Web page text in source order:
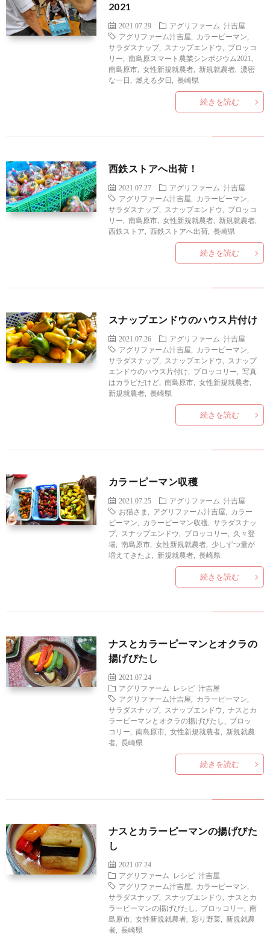
2021
2021.07.29 アグリファーム
汁吉屋
アグリファーム汁吉屋
カラーピーマン
サラダスナップ, スナップエンドウ
ブロッコ
リー
南島原スマート農業シンポジウム2021
南島原市, 女性新規就農者, 新規就農者, 濃密
な一日
燃える夕日 長崎県
続きを読む
西鉄ストアへ出荷！
2021.07.27 アグリファーム
汁吉屋
アグリファーム汁吉屋
カラーピーマン
サラダスナップ, スナップエンドウ
ブロッコ
リー
南島原市, 女性新規就農者, 新規就農者,
西鉄ストア
西鉄ストアへ出荷, 長崎県
続きを読む
スナップエンドウのハウス片付け
2021.07.26 アグリファーム
汁吉屋
アグリファーム汁吉屋
カラーピーマン
サラダスナップ, スナップエンドウ
スナップ
エンドウのハウス片付け
ブロッコリー
写真
はカラピだけど, 南島原市, 女性新規就農者,
新規就農者, 長崎県
続きを読む
カラーピーマン収穫
2021.07.25 アグリファーム
汁吉屋
お猫さま
アグリファーム汁吉屋
カラー
ピーマン
カラーピーマン収穫
サラダスナッ
プ, スナップエンドウ ブロッコリー
久々登
場, 南島原市, 女性新規就農者, 少しずつ量が
増えてきたよ
新規就農者, 長崎県
続きを読む
ナスとカラーピーマンとオクラの
揚げびたし
2021.07.24
アグリファーム
レシピ 汁吉屋
アグリファーム汁吉屋
カラーピーマン
サラダスナップ, スナップエンドウ
ナスとカ
ラーピーマンとオクラの揚げびたし
ブロッ
コリー
南島原市, 女性新規就農者, 新規就農
者, 長崎県
続きを読む
ナスとカラーピーマンの揚げびた
し
2021.07.24
アグリファーム
レシピ 汁吉屋
アグリファーム汁吉屋
カラーピーマン
サラダスナップ, スナップエンドウ
ナスとカ
ラーピーマンの揚げびたし
ブロッコリー
南
島原市, 女性新規就農者, 彩り野菜, 新規就農
者, 長崎県